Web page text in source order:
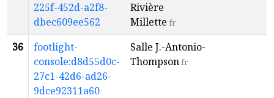
225f-452d-a2f8-
dbec609ee562
Rivière
Millette fr
36
footlight-
console:d8d55d0c-
27c1-42d6-ad26-
9dce92311a60
Salle J.-Antonio-
Thompsonfr